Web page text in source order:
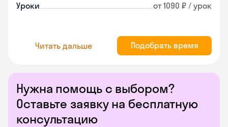
Нужна помощь с выбором?
Оставьте заявку на бесплатную
консультацию
Уроки от 1090 ₽ / урок
Читать дальше Подобрать время